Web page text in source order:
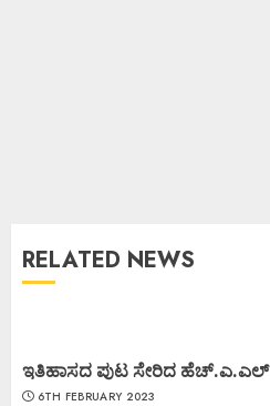
RELATED NEWS
ಇತಿಹಾಸದ ಪುಟ ಸೇರಿದ ಹೆಚ್.ಎ.ಎಲ್
6TH FEBRUARY 2023